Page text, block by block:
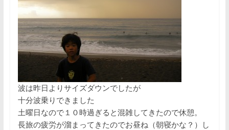
波は昨日よりサイズダウンでしたが
十分波乗りできました
土曜日なので１０時過ぎると混雑してきたので休憩。
長旅の疲労が溜まってきたのでお昼ね（朝寝かな？）し